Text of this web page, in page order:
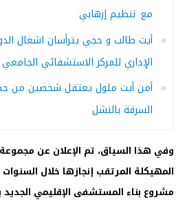
مع تنظيم إرهابي
أيت طالب و حجي يترأسان اشغال
الإداري للمركز الاستشفائي
أمن أيت ملول يعتقل شخصين من
السرقة بالنشل
وفي هذا السياق، تم الإعلان عن
المهيكلة المرتقب إنجازها خلال السنوات
مشروع بناء المستشفى الإقليمي الجديد